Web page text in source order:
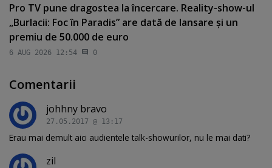
Pro TV pune dragostea la încercare. Reality-show-ul
„Burlacii: Foc în Paradis” are dată de lansare şi un
premiu de 50.000 de euro
6 AUG 2026 12:54 0
Comentarii
johhny bravo
27.05.2017 @ 13:17
Erau mai demult aici audientele talk-showurilor, nu le mai dati?
zil